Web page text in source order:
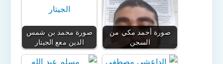
صورة محمد بن شمس
الدين معع الجيتار
صورة أحمد مكي من
السجن